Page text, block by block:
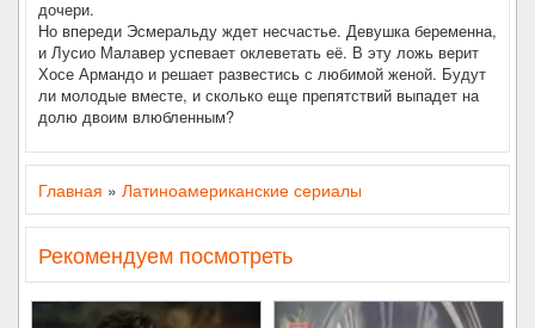
дочери.
Но впереди Эсмеральду ждет несчастье. Девушка беременна,
и Лусио Малавер успевает оклеветать её. В эту ложь верит
Хосе Армандо и решает развестись с любимой женой. Будут
ли молодые вместе, и сколько еще препятствий выпадет на
долю двоим влюбленным?
Главная » Латиноамериканские сериалы
Рекомендуем посмотреть